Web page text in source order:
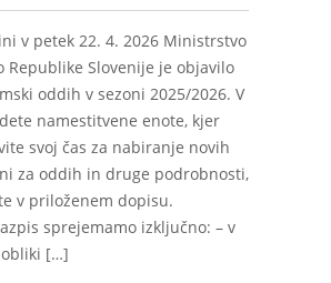
v petek 22. 4. 2026 Ministrstvo
Republike Slovenije je objavilo
oddih v sezoni 2025/2026. V
namestitvene enote, kjer
svoj čas za nabiranje novih
za oddih in druge podrobnosti,
v priloženem dopisu.
sprejemamo izključno: – v
[…]